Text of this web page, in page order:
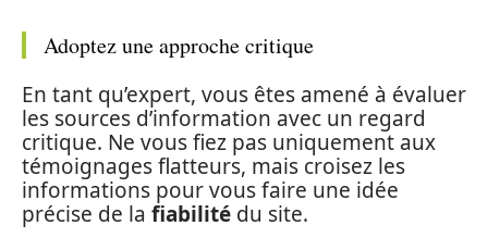
Adoptez une approche critique
En tant qu’expert, vous êtes amené à évaluer
les sources d’information avec un regard
critique. Ne vous fiez pas uniquement aux
témoignages flatteurs, mais croisez les
informations pour vous faire une idée
précise de la fiabilité du site.